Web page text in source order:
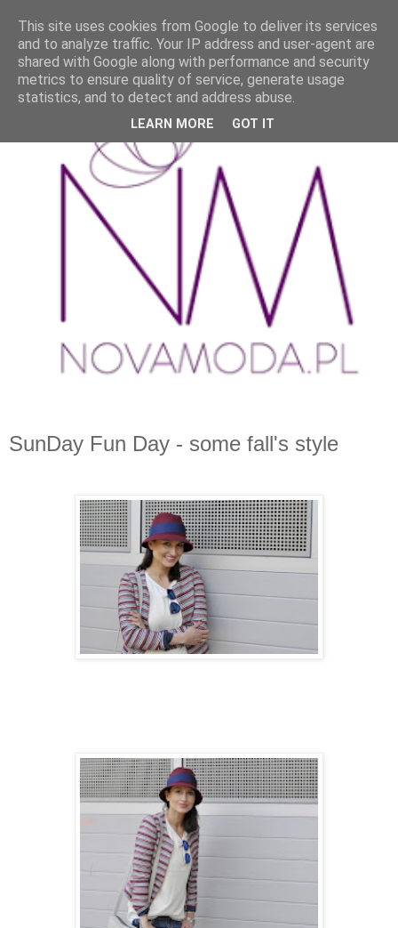
SunDay Fun Day - some fall's style
This site uses cookies from Google to deliver its services
and to analyze traffic. Your IP address and user-agent are
shared with Google along with performance and security
metrics to ensure quality of service, generate usage
statistics, and to detect and address abuse.
LEARN MORE GOT IT